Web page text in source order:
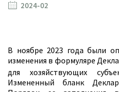
2024-02
В ноябре 2023 года были
изменения в формуляре
для хозяйствующих
Измененный бланк